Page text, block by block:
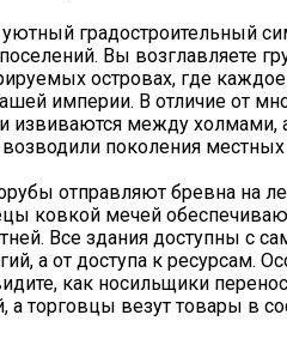
градостроительный
Вы возглавляете
островах, где
империи. В отличие от
извиваются между
поколения
отправляют бревна на
ковкой мечей
Все здания доступны с
а от доступа к ресурсам.
как носильщики
торговцы везут товары в